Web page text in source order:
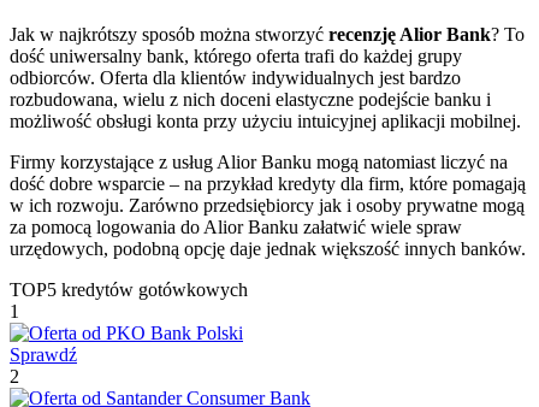
Jak w najkrótszy sposób można stworzyć recenzję Alior Bank? To
dość uniwersalny bank, którego oferta trafi do każdej grupy
odbiorców. Oferta dla klientów indywidualnych jest bardzo
rozbudowana, wielu z nich doceni elastyczne podejście banku i
możliwość obsługi konta przy użyciu intuicyjnej aplikacji mobilnej.
Firmy korzystające z usług Alior Banku mogą natomiast liczyć na
dość dobre wsparcie – na przykład kredyty dla firm, które pomagają
w ich rozwoju. Zarówno przedsiębiorcy jak i osoby prywatne mogą
za pomocą logowania do Alior Banku załatwić wiele spraw
urzędowych, podobną opcję daje jednak większość innych banków.
TOP5 kredytów gotówkowych
1
Sprawdź
2